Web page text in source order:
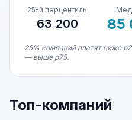
25-й перцентиль
63 200 85
25% компаний платят ниже
— выше p75.
Топ-компаний